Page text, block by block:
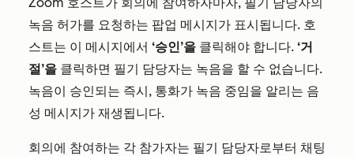
녹음 허가를 요청하는 팝업 메시지가 표시됩니다. 호
스트는 이 메시지에서 ‘승인’을 클릭해야 합니다. ‘거
절’을 클릭하면 필기 담당자는 녹음을 할 수 없습니다.
녹음이 승인되는 즉시, 통화가 녹음 중임을 알리는 음
성 메시지가 재생됩니다.
회의에 참여하는 각 참가자는 필기 담당자로부터 채팅